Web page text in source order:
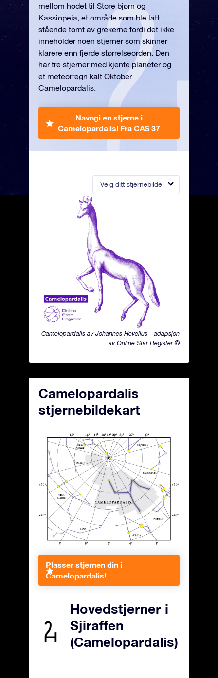
Velg ditt stjernebilde
Camelopardalis av Johannes Hevelius - adapsjon
av Online Star Register ©
mellom hodet til Store bjørn og
Kassiopeia, et område som ble latt
stående tomt av grekerne fordi det ikke
inneholder noen stjerner som skinner
klarere enn fjerde størrelseorden. Den
har tre stjerner med kjente planeter og
et meteorregn kalt Oktober
Camelopardalis.
Navngi en stjerne i
Camelopardalis! Fra CA$ 37
Camelopardalis
stjernebildekart
Plasser stjernen din i
Camelopardalis!
Hovedstjerner i
Sjiraffen
(Camelopardalis)